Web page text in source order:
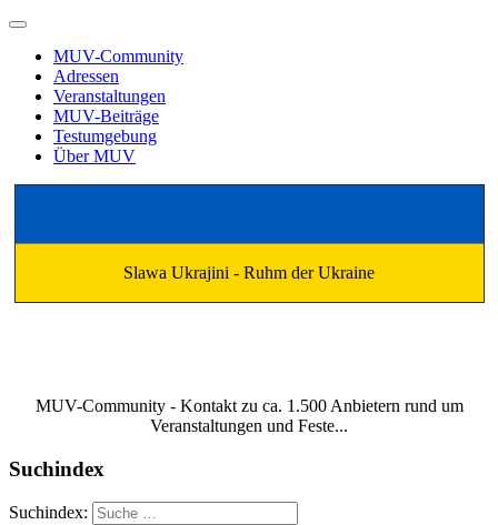
MUV-Community
Adressen
Veranstaltungen
MUV-Beiträge
Testumgebung
Über MUV
Slawa Ukrajini - Ruhm der Ukraine
MUV-Community - Kontakt zu ca. 1.500 Anbietern rund um
Veranstaltungen und Feste...
Suchindex
Suchindex: